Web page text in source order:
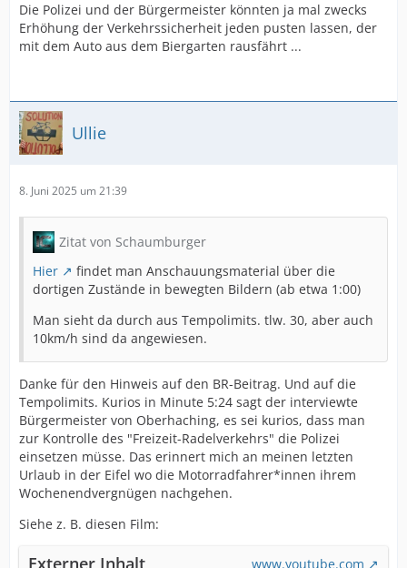
Die Polizei und der Bürgermeister könnten ja mal zwecks
Erhöhung der Verkehrssicherheit jeden pusten lassen, der
mit dem Auto aus dem Biergarten rausfährt ...
Ullie
8. Juni 2025 um 21:39
Zitat von Schaumburger
Hier
findet man Anschauungsmaterial über die
dortigen Zustände in bewegten Bildern (ab etwa 1:00)
Man sieht da durch aus Tempolimits. tlw. 30, aber auch
10km/h sind da angewiesen.
Danke für den Hinweis auf den BR-Beitrag. Und auf die
Tempolimits. Kurios in Minute 5:24 sagt der interviewte
Bürgermeister von Oberhaching, es sei kurios, dass man
zur Kontrolle des "Freizeit-Radelverkehrs" die Polizei
einsetzen müsse. Das erinnert mich an meinen letzten
Urlaub in der Eifel wo die Motorradfahrer*innen ihrem
Wochenendvergnügen nachgehen.
Siehe z. B. diesen Film:
Externer Inhalt www.youtube.com